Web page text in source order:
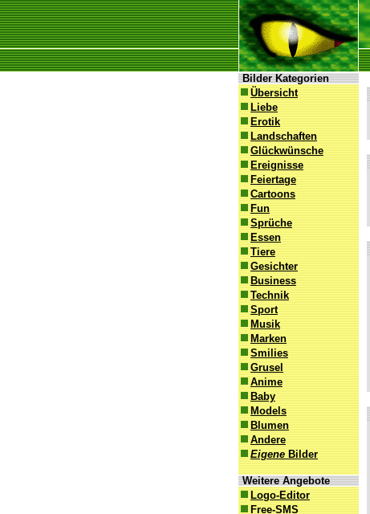
Bilder Kategorien
Übersicht
Liebe
Erotik
Landschaften
Glückwünsche
Ereignisse
Feiertage
Cartoons
Fun
Sprüche
Essen
Tiere
Gesichter
Business
Technik
Sport
Musik
Marken
Smilies
Grusel
Anime
Baby
Models
Blumen
Andere
Eigene Bilder
Weitere Angebote
Logo-Editor
Free-SMS